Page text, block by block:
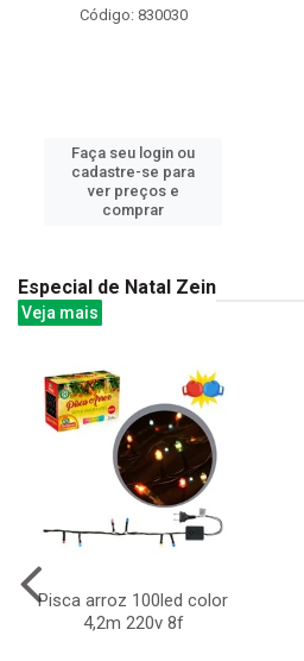
Código: 830030
Faça seu login ou
cadastre-se para
ver preços e
comprar
Especial de Natal Zein
Veja mais
Pisca arroz 100led color
4,2m 220v 8f